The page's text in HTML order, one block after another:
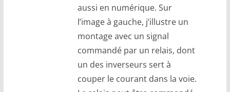
aussi en numérique. Sur
l’image à gauche, j’illustre un
montage avec un signal
commandé par un relais, dont
un des inverseurs sert à
couper le courant dans la voie.